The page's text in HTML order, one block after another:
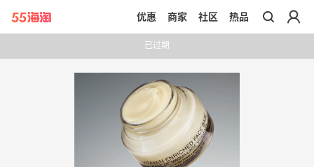
带你去官网买正品
优惠 商家 社区 热品
已过期